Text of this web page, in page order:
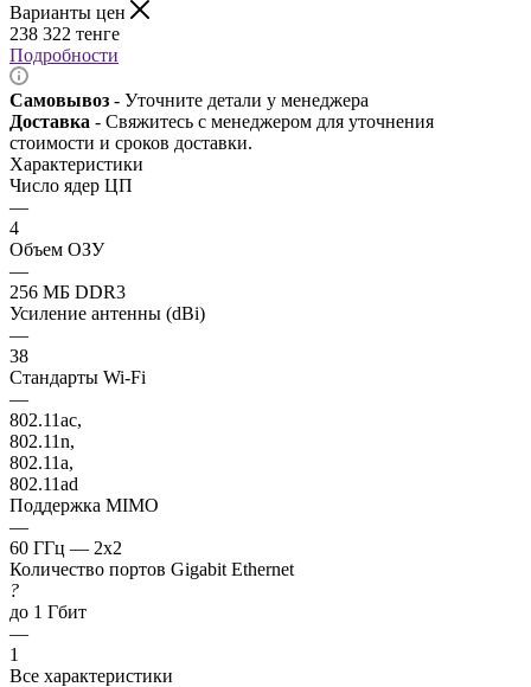
Варианты цен
238 322 тенге
Подробности
Самовывоз - Уточните детали у менеджера
Доставка - Свяжитесь с менеджером для уточнения
стоимости и сроков доставки.
Характеристики
Число ядер ЦП
—
4
Объем ОЗУ
—
256 МБ DDR3
Усиление антенны (dBi)
—
38
Стандарты Wi-Fi
—
802.11ac,
802.11n,
802.11a,
802.11ad
Поддержка MIMO
—
60 ГГц — 2x2
Количество портов Gigabit Ethernet
?
до 1 Гбит
—
1
Все характеристики